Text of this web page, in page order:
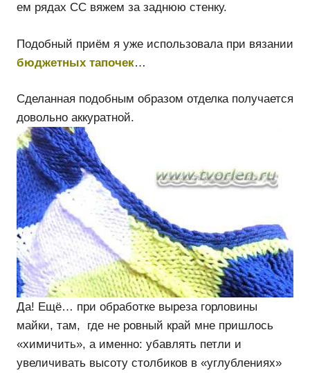
ем рядах СС вяжем за заднюю стенку.
Подобный приём я уже использовала при вязании
бюджетных тапочек…
Сделанная подобным образом отделка получается
довольно аккуратной.
Да! Ещё… при обработке выреза горловины
майки, там, где не ровный край мне пришлось
«химичить», а именно: убавлять петли и
увеличивать высоту столбиков в «углублениях»